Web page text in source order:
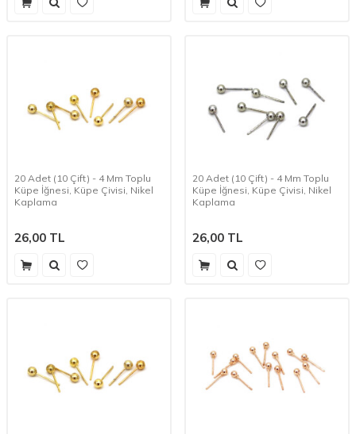
20 Adet (10 Çift) - 4 Mm Toplu
Küpe İğnesi, Küpe Çivisi, Nikel
Kaplama
26,00 TL
20 Adet (10 Çift) - 4 Mm Toplu
Küpe İğnesi, Küpe Çivisi, Nikel
Kaplama
26,00 TL